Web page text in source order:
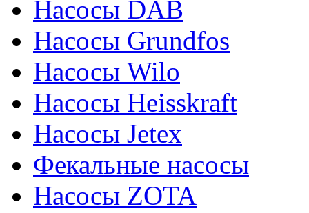
Насосы DAB
Насосы Grundfos
Насосы Wilo
Насосы Heisskraft
Насосы Jetex
Фекальные насосы
Насосы ZOTA